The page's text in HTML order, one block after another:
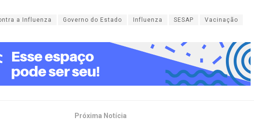
a Influenza Governo do Estado Influenza SESAP Vacinação
Próxima Notícia